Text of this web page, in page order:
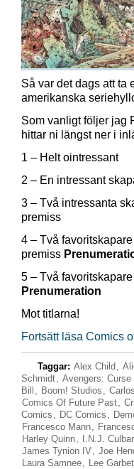
Så var det dags att ta
amerikanska
Som vanligt följer jag
hittar ni längst ner i
1 – Helt ointressant
2 – En intressant
3 – Två intressanta
premiss
4 – Två
premiss
5 – Två
Prenumeration
Mot titlarna!
Fortsätt läsa Comics
Taggar: Alex Child ,
Schmidt, Avengers:
Bill , Boom! Studios ,
Comics Of Future Past,
Comics , DC Comics ,
Francesco Mann,
Harley Quinn, I.N.J.
James Tynion IV, Joe
Laura Samnee, Lee